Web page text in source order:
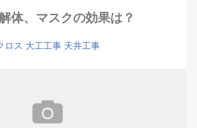
体、マスクの効果は？
ロス 大工工事 天井工事